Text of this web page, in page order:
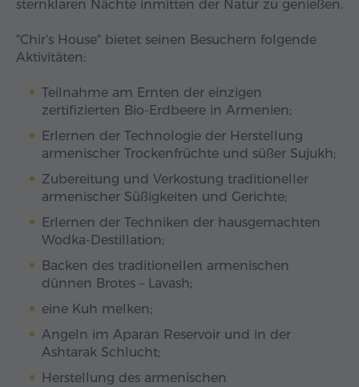
sternklaren Nächte inmitten der Natur zu genießen.
"Chir's House" bietet seinen Besuchern folgende
Aktivitäten:
Teilnahme am Ernten der einzigen
zertifizierten Bio-Erdbeere in Armenien;
Erlernen der Technologie der Herstellung
armenischer Trockenfrüchte und süßer Sujukh;
Zubereitung und Verkostung traditioneller
armenischer Süßigkeiten und Gerichte;
Erlernen der Techniken der hausgemachten
Wodka-Destillation;
Backen des traditionellen armenischen
dünnen Brotes – Lavash;
eine Kuh melken;
Angeln im Aparan Reservoir und in der
Ashtarak Schlucht;
Herstellung des armenischen